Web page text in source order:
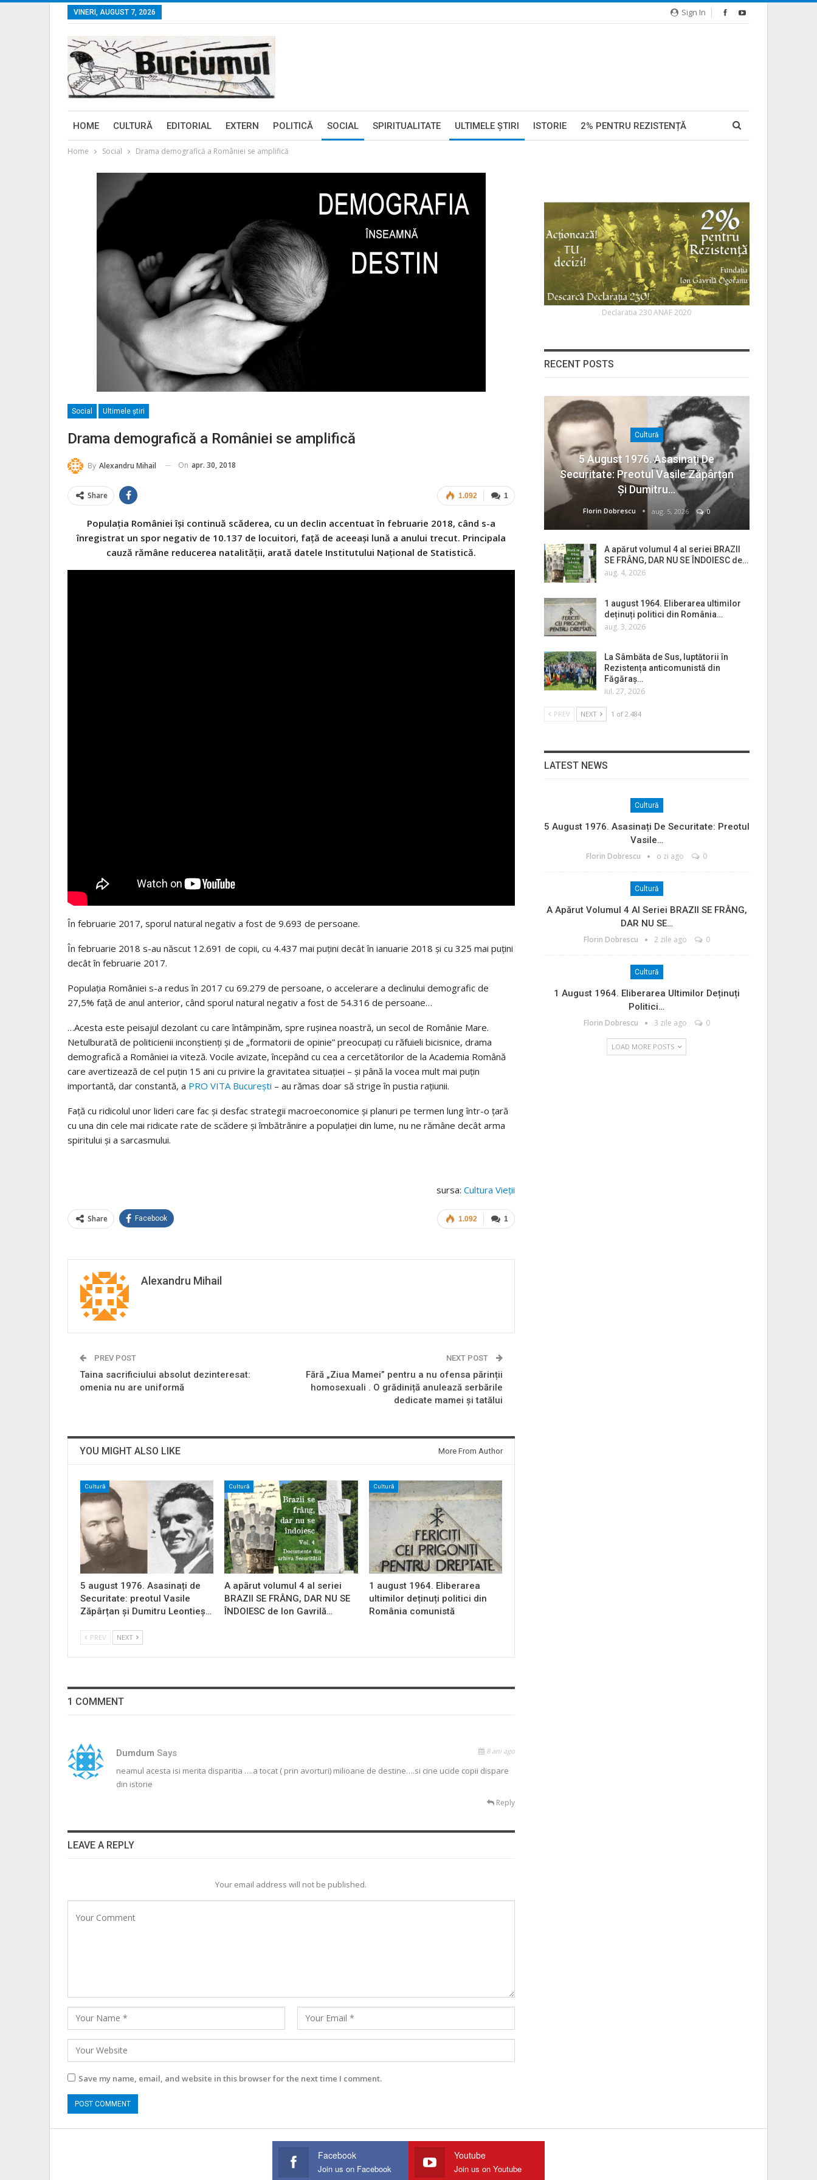
Sign In
VINERI, AUGUST 7, 2026
HOME CULTURĂ EDITORIAL EXTERN POLITICĂ SOCIAL SPIRITUALITATE ULTIMELE ŞTIRI ISTORIE 2% PENTRU REZISTENȚĂ
Home Social Drama demografică a României se amplifică
Social Ultimele ştiri
Drama demografică a României se amplifică
By Alexandru Mihail On apr. 30, 2018
1
1.092
Share
Populaţia României își continuă scăderea, cu un declin accentuat în februarie 2018, când s-a
înregistrat un spor negativ de 10.137 de locuitori, față de aceeaşi lună a anului trecut. Principala
cauză rămâne reducerea natalităţii, arată datele Institutului Naţional de Statistică.
În februarie 2017, sporul natural negativ a fost de 9.693 de persoane.
În februarie 2018 s-au născut 12.691 de copii, cu 4.437 mai puţini decât în ianuarie 2018 şi cu 325 mai puţini
decât în februarie 2017.
Populaţia României s-a redus în 2017 cu 69.279 de persoane, o accelerare a declinului demografic de
27,5% față de anul anterior, când sporul natural negativ a fost de 54.316 de persoane…
…Acesta este peisajul dezolant cu care întâmpinăm, spre rușinea noastră, un secol de Românie Mare.
Netulburată de politicienii inconștienți și de „formatorii de opinie” preocupați cu răfuieli bicisnice, drama
demografică a României ia viteză. Vocile avizate, începând cu cea a cercetătorilor de la Academia Română
care avertizează de cel puțin 15 ani cu privire la gravitatea situației – și până la vocea mult mai puțin
importantă, dar constantă, a PRO VITA București – au rămas doar să strige în pustia rațiunii.
Față cu ridicolul unor lideri care fac și desfac strategii macroeconomice și planuri pe termen lung într-o țară
cu una din cele mai ridicate rate de scădere și îmbătrânire a populației din lume, nu ne rămâne decât arma
spiritului și a sarcasmului.
sursa: Cultura Vieții
1
1.092
Share Facebook
Alexandru Mihail
PREV POST
Taina sacrificiului absolut dezinteresat:
omenia nu are uniformă
NEXT POST
Fără „Ziua Mamei” pentru a nu ofensa părinții
homosexuali . O grădiniță anulează serbările
dedicate mamei și tatălui
YOU MIGHT ALSO LIKE More From Author
Cultură
5 august 1976. Asasinați de
Securitate: preotul Vasile
Zăpârțan și Dumitru Leontieș…
Cultură
A apărut volumul 4 al seriei
BRAZII SE FRÂNG, DAR NU SE
ÎNDOIESC de Ion Gavrilă…
Cultură
1 august 1964. Eliberarea
ultimilor deținuți politici din
România comunistă
PREV NEXT
1 COMMENT
Dumdum Says 8 ani ago
neamul acesta isi merita disparitia ….a tocat ( prin avorturi) milioane de destine….si cine ucide copii dispare
din istorie
Reply
LEAVE A REPLY
Your email address will not be published.
Save my name, email, and website in this browser for the next time I comment.
Declaratia 230 ANAF 2020
RECENT POSTS
Cultură
5 August 1976. Asasinați De
Securitate: Preotul Vasile Zăpârțan
Și Dumitru…
Florin Dobrescu aug. 5, 2026 0
A apărut volumul 4 al seriei BRAZII
SE FRÂNG, DAR NU SE ÎNDOIESC de…
aug. 4, 2026
1 august 1964. Eliberarea ultimilor
deținuți politici din România…
aug. 3, 2026
La Sâmbăta de Sus, luptătorii în
Rezistența anticomunistă din
Făgăraș…
iul. 27, 2026
PREV NEXT 1 of 2.484
LATEST NEWS
Cultură
5 August 1976. Asasinați De Securitate: Preotul
Vasile…
Florin Dobrescu o zi ago 0
Cultură
A Apărut Volumul 4 Al Seriei BRAZII SE FRÂNG,
DAR NU SE…
Florin Dobrescu 2 zile ago 0
Cultură
1 August 1964. Eliberarea Ultimilor Deținuți
Politici…
Florin Dobrescu 3 zile ago 0
LOAD MORE POSTS
Facebook
Join us on Facebook
Youtube
Join us on Youtube